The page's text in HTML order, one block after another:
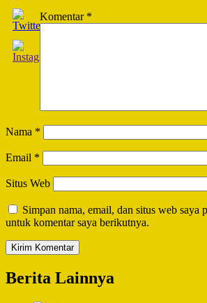
Komentar *
Nama *
Email *
Situs Web
Simpan nama, email, dan situs web saya
untuk komentar saya berikutnya.
Berita Lainnya